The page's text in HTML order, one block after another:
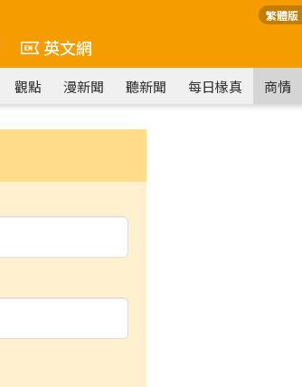
繁體版
英文網
觀點 漫新聞 聽新聞 每日椽真 商情